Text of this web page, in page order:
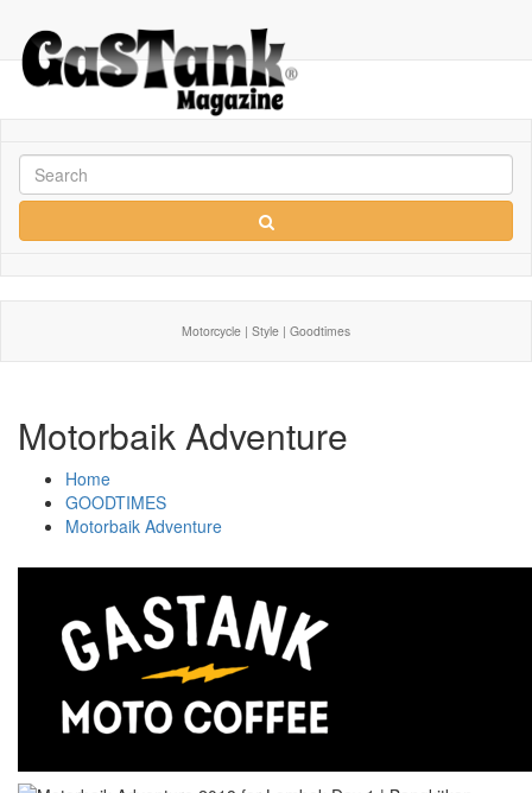
Motorcycle | Style | Goodtimes
Motorbaik Adventure
Home
GOODTIMES
Motorbaik Adventure